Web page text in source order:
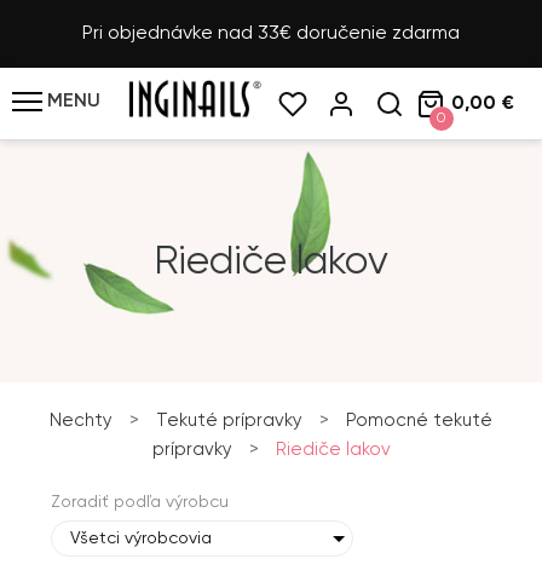
Pri objednávke nad 33€ doručenie zdarma
MENU
0
0,00 €
Riediče lakov
Nechty > Tekuté prípravky >
Pomocné tekuté
prípravky
> Riediče lakov
Zoradiť podľa výrobcu
Všetci výrobcovia